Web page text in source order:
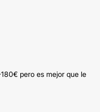
pero es mejor que le